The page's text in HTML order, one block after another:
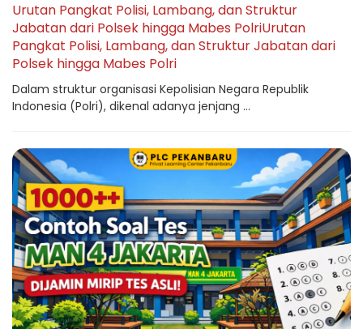
Urutan Pangkat Polisi, Lambang, dan Struktur
Jabatan dari Polsek hingga Mabes PolriUrutan
Pangkat Polisi, Lambang, dan Struktur Jabatan dari
Polsek hingga Mabes Polri
Dalam struktur organisasi Kepolisian Negara Republik
Indonesia (Polri), dikenal adanya jenjang ...